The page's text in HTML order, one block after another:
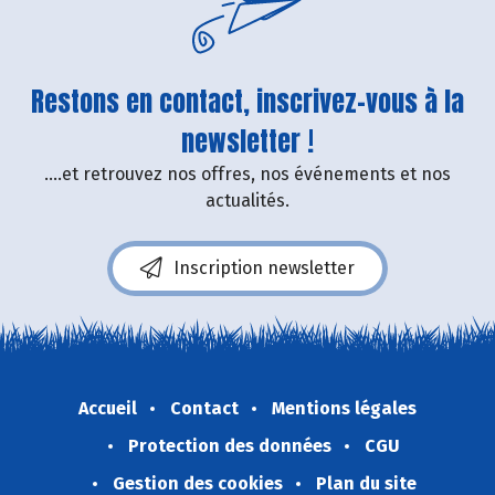
Restons en contact, inscrivez-vous à la
newsletter !
....et retrouvez nos offres, nos événements et nos
actualités.
Inscription newsletter
Accueil Contact
Mentions légales
Protection des données
CGU
Gestion des cookies
Plan du site